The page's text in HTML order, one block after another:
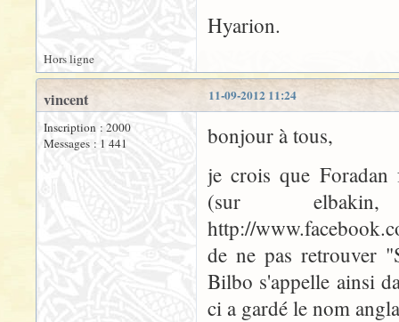
Hyarion.
Hors ligne
11-09-2012 11:24
vincent
Inscription : 2000
Messages : 1 441
bonjour à tous,
je crois que Foradan
(sur
http://
de ne pas retrouver
Bilbo s'appelle ainsi
ci a gardé le nom